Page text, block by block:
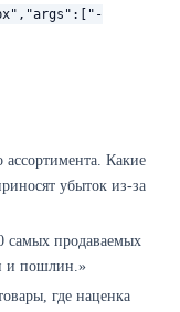
Какие
убыток из-за
самых продаваемых
и пошлин.»
где наценка